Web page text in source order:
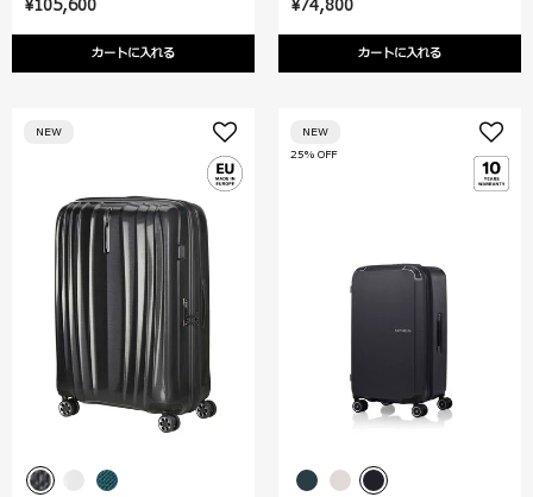
¥105,600
カートに入れる
¥74,800
カートに入れる
NEW
25% OFF
NEW